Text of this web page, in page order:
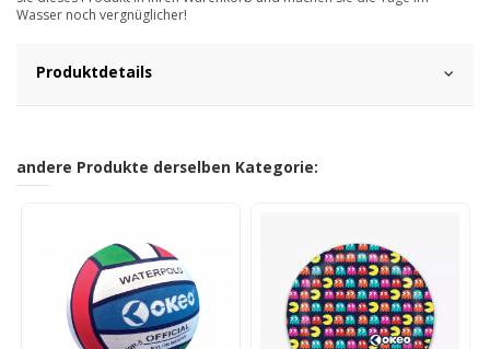
Wasser noch vergnüglicher!
Produktdetails
andere Produkte derselben Kategorie: